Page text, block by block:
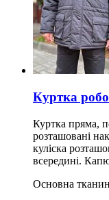
Куртка
Куртка пряма,
розташовані
куліска
всередині.
Основна